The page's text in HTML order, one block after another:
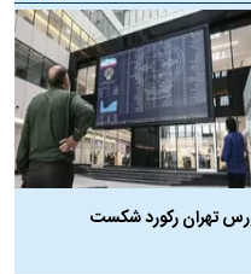
تهران رکورد شکست